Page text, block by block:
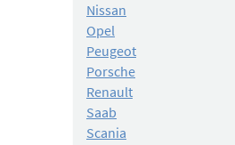
Nissan
Opel
Peugeot
Porsche
Renault
Saab
Scania